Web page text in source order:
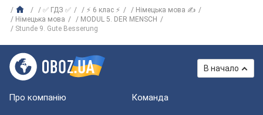
✅ ГДЗ ✅ ⚡ 6 клас ⚡
Німецька мова ✍
Німецька мова
MODUL 5. DER MENSCH
Stunde 9. Gute Besserung
В начало
Про компанію Команда